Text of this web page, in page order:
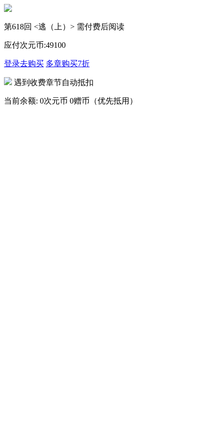
第618回 <逃（上）> 需付费后阅读
应付次元币:49100
登录去购买 多章购买7折
遇到收费章节自动抵扣
当前余额: 0次元币 0赠币（优先抵用）